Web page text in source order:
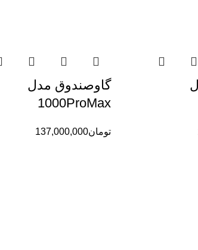
گاوصندوق مدل
1000ProMax
تومان137,000,000